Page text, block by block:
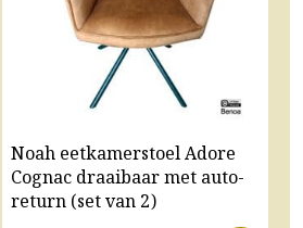
Noah eetkamerstoel Adore
Cognac draaibaar met auto-
return (set van 2)